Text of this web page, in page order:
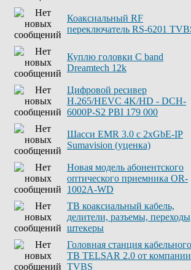
Коаксиальный RF
переключатель RS-6201
Куплю головки C band
Dreamtech 12k
Цифровой ресивер
H.265/HEVC 4K/HD - DCH-
6000P-S2 PBI 179 000
Шасси EMR 3.0 с 2xGbE-IP
Sumavision (уценка)
Новая модель абонентского
оптического приемника OR-
1002A-WD
ТВ коаксиальный кабель,
делители, разъемы,
штекеры
Головная станция кабельного
ТВ TELSAR 2.0 от компании
TVBS